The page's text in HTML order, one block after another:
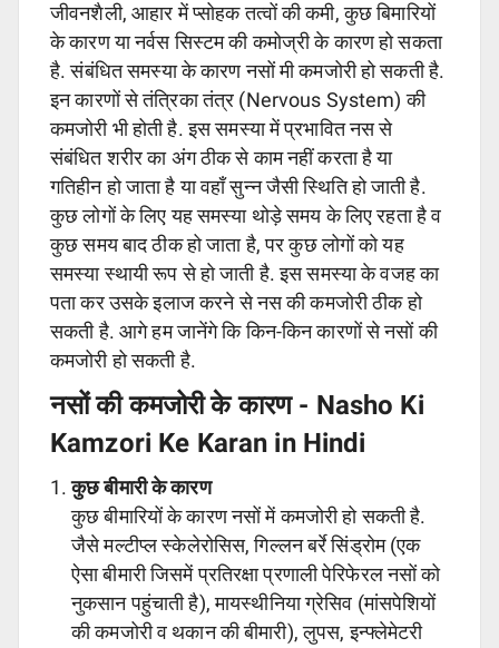
जीवनशैली, आहार में प्सोहक तत्वों की कमी, कुछ बिमारियों
के कारण या नर्वस सिस्टम की कमोज्री के कारण हो सकता
है. संबंधित समस्या के कारण नसों मी कमजोरी हो सकती है.
इन कारणों से तंत्रिका तंत्र (Nervous System) की
कमजोरी भी होती है. इस समस्या में प्रभावित नस से
संबंधित शरीर का अंग ठीक से काम नहीं करता है या
गतिहीन हो जाता है या वहाँ सुन्न जैसी स्थिति हो जाती है.
कुछ लोगों के लिए यह समस्या थोड़े समय के लिए रहता है व
कुछ समय बाद ठीक हो जाता है, पर कुछ लोगों को यह
समस्या स्थायी रूप से हो जाती है. इस समस्या के वजह का
पता कर उसके इलाज करने से नस की कमजोरी ठीक हो
सकती है. आगे हम जानेंगे कि किन-किन कारणों से नसों की
कमजोरी हो सकती है.
नसों की कमजोरी के कारण - Nasho Ki
Kamzori Ke Karan in Hindi
कुछ बीमारी के कारण
कुछ बीमारियों के कारण नसों में कमजोरी हो सकती है.
जैसे मल्टीप्ल स्केलेरोसिस, गिल्लन बर्रे सिंड्रोम (एक
ऐसा बीमारी जिसमें प्रतिरक्षा प्रणाली पेरिफेरल नसों को
नुकसान पहुंचाती है), मायस्थीनिया ग्रेसिव (मांसपेशियों
की कमजोरी व थकान की बीमारी), लुपस, इन्फ्लेमेटरी